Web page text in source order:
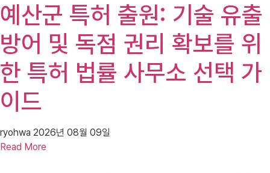
예산군 특허 출원: 기술 유출
방어 및 독점 권리 확보를 위
한 특허 법률 사무소 선택 가
이드
ryohwa 2026년 08월 09일
Read More